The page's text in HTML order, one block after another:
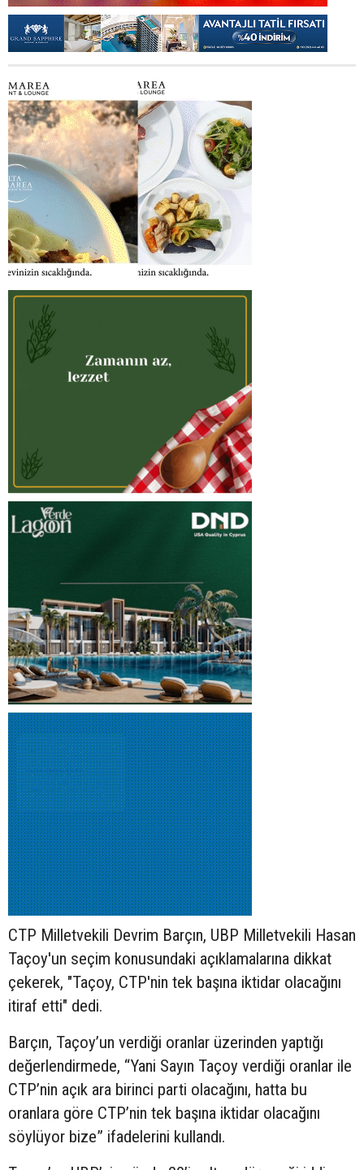
CTP Milletvekili Devrim Barçın, UBP Milletvekili Hasan
Taçoy'un seçim konusundaki açıklamalarına dikkat
çekerek, "Taçoy, CTP'nin tek başına iktidar olacağını
itiraf etti" dedi.
Barçın, Taçoy’un verdiği oranlar üzerinden yaptığı
değerlendirmede, “Yani Sayın Taçoy verdiği oranlar ile
CTP’nin açık ara birinci parti olacağını, hatta bu
oranlara göre CTP’nin tek başına iktidar olacağını
söylüyor bize” ifadelerini kullandı.